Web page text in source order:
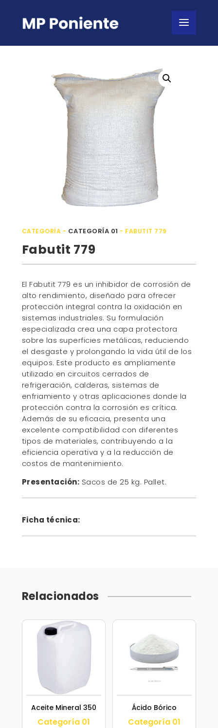
CATEGORÍA - CATEGORÍA 01 - FABUTIT 779
Fabutit 779
El Fabutit 779 es un inhibidor de corrosión de
alto rendimiento, diseñado para ofrecer
protección integral contra la oxidación en
sistemas industriales. Su formulación
especializada crea una capa protectora
sobre las superficies metálicas, reduciendo
el desgaste y prolongando la vida útil de los
equipos. Este producto es ampliamente
utilizado en circuitos cerrados de
refrigeración, calderas, sistemas de
enfriamiento y otras aplicaciones donde la
protección contra la corrosión es crítica.
Además de su eficacia, presenta una
excelente compatibilidad con diferentes
tipos de materiales, contribuyendo a la
eficiencia operativa y a la reducción de
costos de mantenimiento.
Presentación: Sacos de 25 kg. Pallet.
Ficha técnica:
Relacionados
Aceite Mineral 350
Categoría 01
Ácido Bórico
Categoría 01